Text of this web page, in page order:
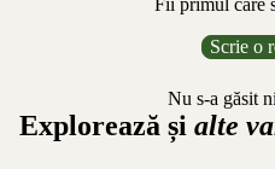
Scrie o
Nu s-a găsit
Explorează și alte